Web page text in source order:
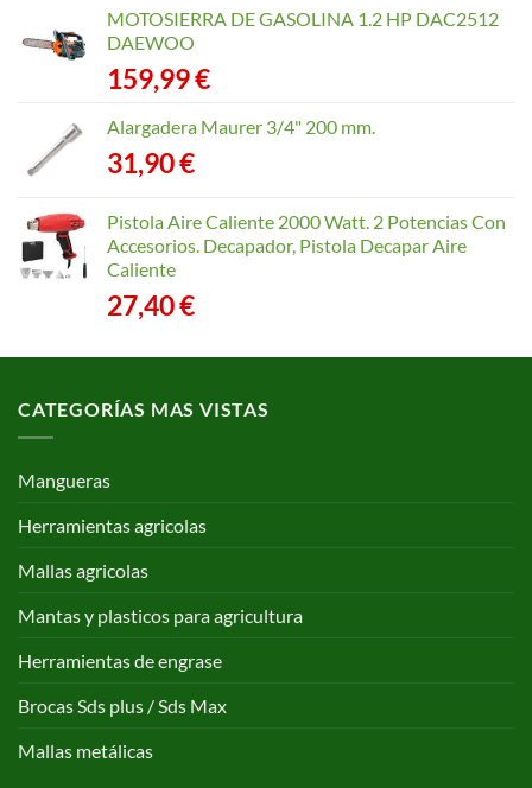
precios:
MOTOSIERRA DE GASOLINA 1.2 HP DAC2512
DAEWOO
159,99€
Alargadera Maurer 3/4" 200 mm.
31,90€
Pistola Aire Caliente 2000 Watt. 2 Potencias Con
Accesorios. Decapador, Pistola Decapar Aire
Caliente
27,40€
CATEGORÍAS MAS VISTAS
Mangueras
Herramientas agricolas
Mallas agricolas
Mantas y plasticos para agricultura
Herramientas de engrase
Brocas Sds plus / Sds Max
Mallas metálicas